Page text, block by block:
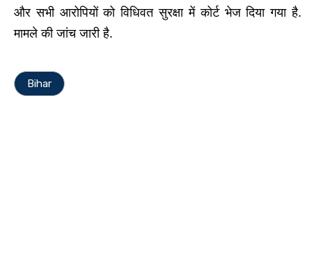
और सभी आरोपियों को विधिवत सुरक्षा में कोर्ट भेज दिया गया है.
मामले की जांच जारी है.
Bihar